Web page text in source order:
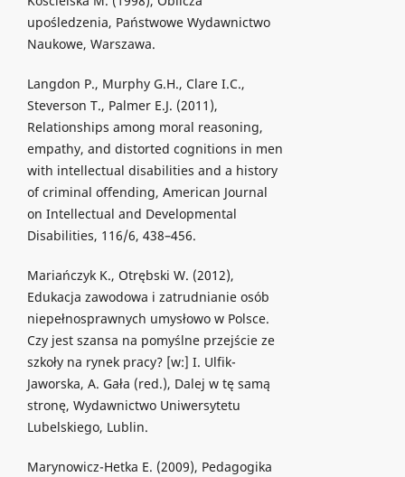
upośledzenia, Państwowe Wydawnictwo
Naukowe, Warszawa.
Langdon P., Murphy G.H., Clare I.C.,
Steverson T., Palmer E.J. (2011),
Relationships among moral reasoning,
empathy, and distorted cognitions in men
with intellectual disabilities and a history
of criminal offending, American Journal
on Intellectual and Developmental
Disabilities, 116/6, 438–456.
Mariańczyk K., Otrębski W. (2012),
Edukacja zawodowa i zatrudnianie osób
niepełnosprawnych umysłowo w Polsce.
Czy jest szansa na pomyślne przejście ze
szkoły na rynek pracy? [w:] I. Ulfik-
Jaworska, A. Gała (red.), Dalej w tę samą
stronę, Wydawnictwo Uniwersytetu
Lubelskiego, Lublin.
Marynowicz-Hetka E. (2009), Pedagogika